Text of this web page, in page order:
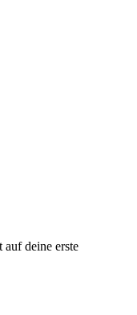
deine erste